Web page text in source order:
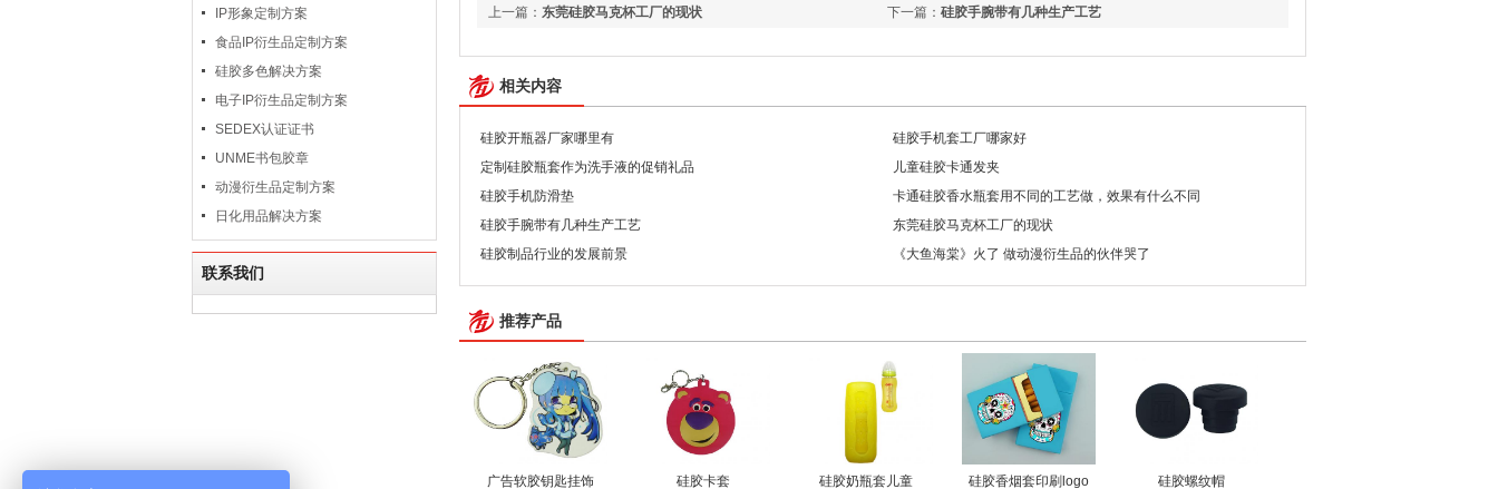
IP形象定制方案
食品IP衍生品定制方案
硅胶多色解决方案
电子IP衍生品定制方案
SEDEX认证证书
UNME书包胶章
动漫衍生品定制方案
日化用品解决方案
联系我们
上一篇： 东莞硅胶马克杯工厂的现状 下一篇： 硅胶手腕带有几种生产工艺
相关内容
硅胶开瓶器厂家哪里有
硅胶手机套工厂哪家好
定制硅胶瓶套作为洗手液的促销礼品
儿童硅胶卡通发夹
硅胶手机防滑垫
卡通硅胶香水瓶套用不同的工艺做，效果有什么不同
硅胶手腕带有几种生产工艺
东莞硅胶马克杯工厂的现状
硅胶制品行业的发展前景
《大鱼海棠》火了 做动漫衍生品的伙伴哭了
推荐产品
广告软胶钥匙挂饰 硅胶卡套 硅胶奶瓶套儿童 硅胶香烟套印刷logo 硅胶螺纹帽